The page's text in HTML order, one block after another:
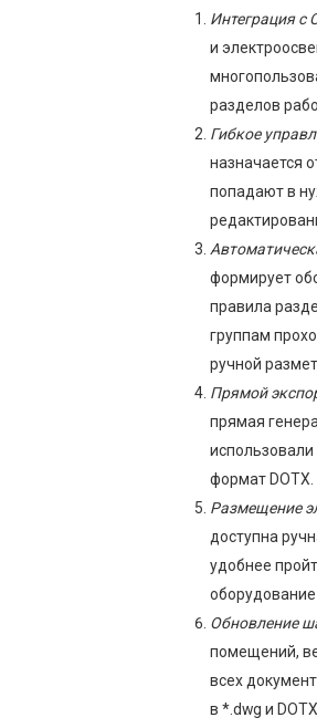
Интеграция с
и
разделов
Гибкое
назначается
попадают в
формирует
правила
группам
ручной
Прямой
прямая
формат DOTX.
Размещение
доступна
удобнее
Обновление
помещений,
всех
в *.dwg и